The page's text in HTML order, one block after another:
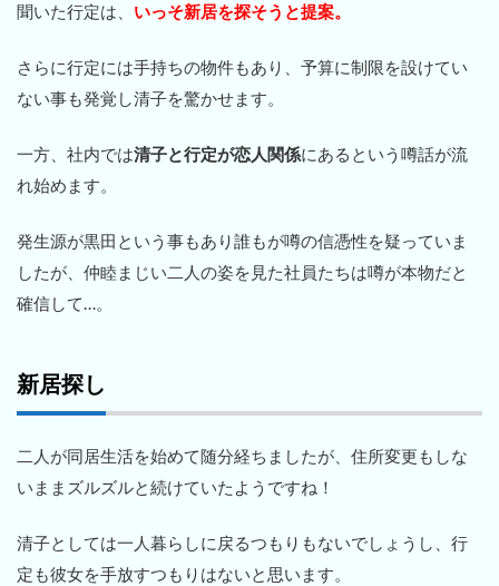
聞いた行定は、 いっそ新居を探そうと提案。
さらに行定には手持ちの物件もあり、予算に制限を設けてい
ない事も発覚し清子を驚かせます。
一方、社内では清子と行定が恋人関係にあるという噂話が流
れ始めます。
発生源が黒田という事もあり誰もが噂の信憑性を疑っていま
したが、仲睦まじい二人の姿を見た社員たちは噂が本物だと
確信して…。
新居探し
二人が同居生活を始めて随分経ちましたが、住所変更もしな
いままズルズルと続けていたようですね！
清子としては一人暮らしに戻るつもりもないでしょうし、行
定も彼女を手放すつもりはないと思います。